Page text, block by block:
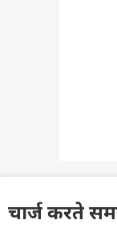
चार्ज करते